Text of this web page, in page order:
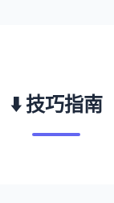
⬇️ 技巧指南